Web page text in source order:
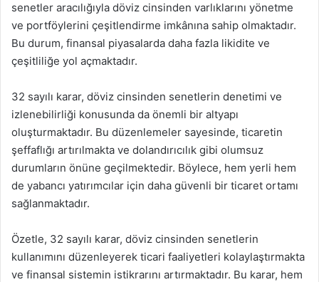
senetler aracılığıyla döviz cinsinden varlıklarını yönetme
ve portföylerini çeşitlendirme imkânına sahip olmaktadır.
Bu durum, finansal piyasalarda daha fazla likidite ve
çeşitliliğe yol açmaktadır.
32 sayılı karar, döviz cinsinden senetlerin denetimi ve
izlenebilirliği konusunda da önemli bir altyapı
oluşturmaktadır. Bu düzenlemeler sayesinde, ticaretin
şeffaflığı artırılmakta ve dolandırıcılık gibi olumsuz
durumların önüne geçilmektedir. Böylece, hem yerli hem
de yabancı yatırımcılar için daha güvenli bir ticaret ortamı
sağlanmaktadır.
Özetle, 32 sayılı karar, döviz cinsinden senetlerin
kullanımını düzenleyerek ticari faaliyetleri kolaylaştırmakta
ve finansal sistemin istikrarını artırmaktadır. Bu karar, hem